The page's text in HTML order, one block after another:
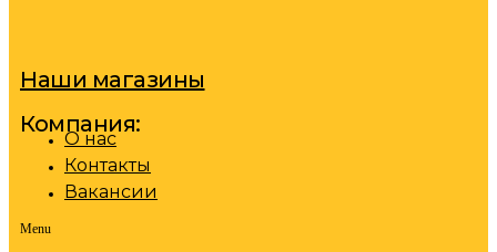
Наши магазины
Компания:
О нас
Контакты
Вакансии
Menu